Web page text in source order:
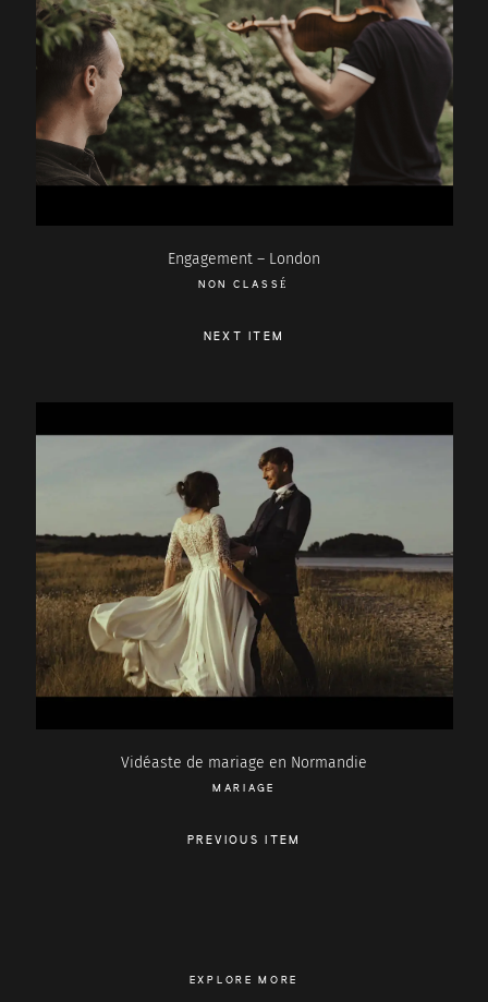
Vidéaste de mariage en Normandie
MARIAGE
PREVIOUS ITEM
Engagement – London
NON CLASSÉ
NEXT ITEM
EXPLORE MORE